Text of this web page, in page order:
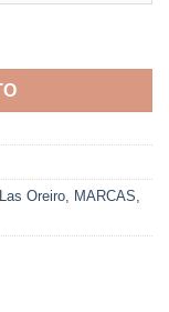
Las Oreiro MARCAS